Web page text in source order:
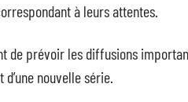
à leurs attentes.
de prévoir les diffusions
nouvelle série.